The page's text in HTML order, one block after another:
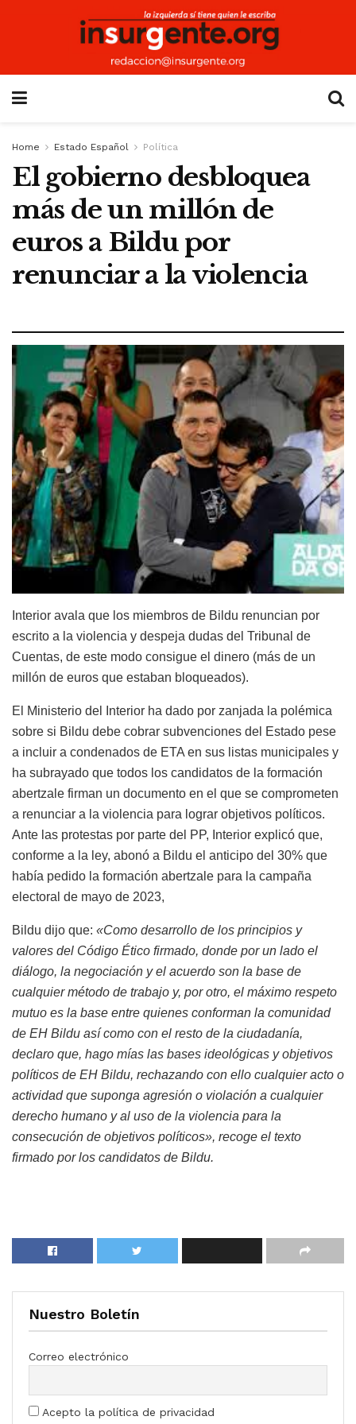
Home Estado Español Política
El gobierno desbloquea
más de un millón de
euros a Bildu por
renunciar a la violencia
Interior avala que los miembros de Bildu renuncian por
escrito a la violencia y despeja dudas del Tribunal de
Cuentas, de este modo consigue el dinero (más de un
millón de euros que estaban bloqueados).
El Ministerio del Interior ha dado por zanjada la polémica
sobre si Bildu debe cobrar subvenciones del Estado pese
a incluir a condenados de ETA en sus listas municipales y
ha subrayado que todos los candidatos de la formación
abertzale firman un documento en el que se comprometen
a renunciar a la violencia para lograr objetivos políticos.
Ante las protestas por parte del PP, Interior explicó que,
conforme a la ley, abonó a Bildu el anticipo del 30% que
había pedido la formación abertzale para la campaña
electoral de mayo de 2023,
Bildu dijo que: «Como desarrollo de los principios y
valores del Código Ético firmado, donde por un lado el
diálogo, la negociación y el acuerdo son la base de
cualquier método de trabajo y, por otro, el máximo respeto
mutuo es la base entre quienes conforman la comunidad
de EH Bildu así como con el resto de la ciudadanía,
declaro que, hago mías las bases ideológicas y objetivos
políticos de EH Bildu, rechazando con ello cualquier acto o
actividad que suponga agresión o violación a cualquier
derecho humano y al uso de la violencia para la
consecución de objetivos políticos», recoge el texto
firmado por los candidatos de Bildu.
Nuestro Boletín
Correo electrónico
Acepto la política de privacidad